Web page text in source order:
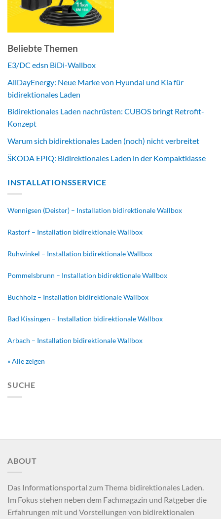
Beliebte Themen
E3/DC edsn BiDi-Wallbox
AllDayEnergy: Neue Marke von Hyundai und Kia für
bidirektionales Laden
Bidirektionales Laden nachrüsten: CUBOS bringt Retrofit-
Konzept
Warum sich bidirektionales Laden (noch) nicht verbreitet
ŠKODA EPIQ: Bidirektionales Laden in der Kompaktklasse
INSTALLATIONSSERVICE
Wennigsen (Deister) – Installation bidirektionale Wallbox
Rastorf – Installation bidirektionale Wallbox
Ruhwinkel – Installation bidirektionale Wallbox
Pommelsbrunn – Installation bidirektionale Wallbox
Buchholz – Installation bidirektionale Wallbox
Bad Kissingen – Installation bidirektionale Wallbox
Arbach – Installation bidirektionale Wallbox
» Alle zeigen
SUCHE
ABOUT
Das Informationsportal zum Thema bidirektionales Laden.
Im Fokus stehen neben dem Fachmagazin und Ratgeber die
Erfahrungen mit und Vorstellungen von bidirektionalen